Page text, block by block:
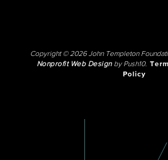
Copyright © 2026 John Templeton
Nonprofit Web Designby Push10.
Policy